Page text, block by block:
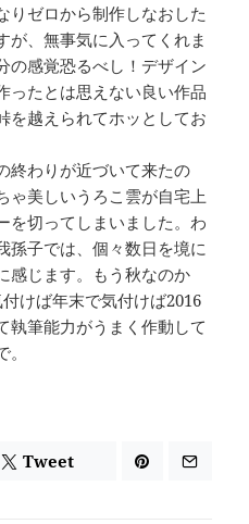
りゼロから制作しなおした
が、無事気に入ってくれま
の感覚恐るべし！デザイン
ったとは思えない良い作品
を越えられてホッとしてお
終わりが近づいて来たの
ゃ美しいうろこ雲が自宅上
を切ってしまいました。わ
孫子では、個々数日を境に
感じます。もう秋なのか
けば年末で気付けば2016
執筆能力がうまく作動して
Tweet